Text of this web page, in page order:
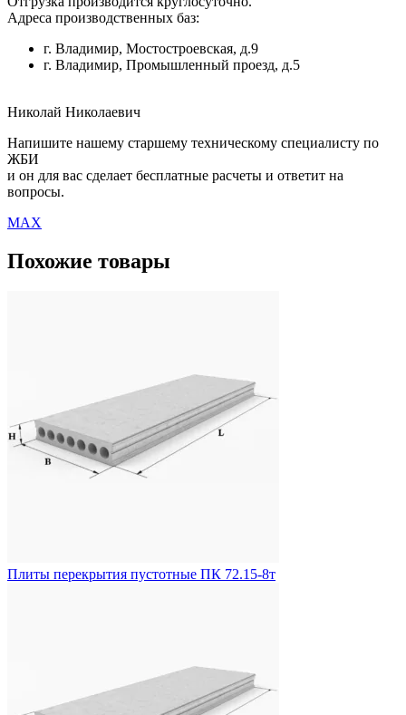
Адреса производственных баз:
г. Владимир, Мостостроевская, д.9
г. Владимир, Промышленный проезд, д.5
Николай Николаевич
Напишите нашему старшему техническому специалисту по
ЖБИ
и он для вас сделает бесплатные расчеты и ответит на
вопросы.
MAX
Похожие товары
Плиты перекрытия пустотные ПК 72.15-8т